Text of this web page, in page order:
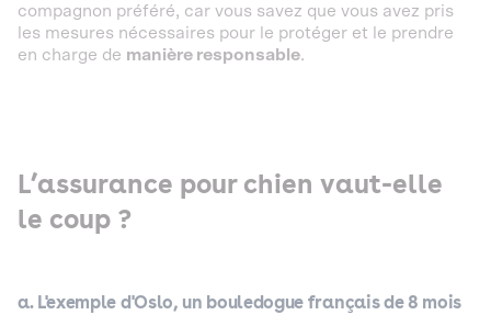
compagnon préféré, car vous savez que vous avez pris
les mesures nécessaires pour le protéger et le prendre
en charge de manière responsable.
L’assurance pour chien vaut-elle
le coup ?
a. L'exemple d'Oslo, un bouledogue français de 8 mois